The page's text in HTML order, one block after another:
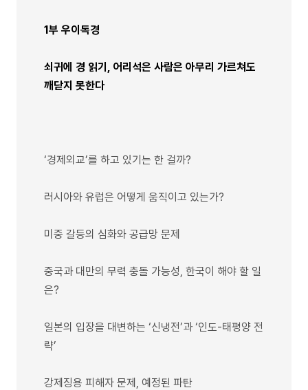
1부 우이독경
쇠귀에 경 읽기, 어리석은 사람은 아무리 가르쳐도
깨닫지 못한다
‘경제외교’를 하고 있기는 한 걸까?
러시아와 유럽은 어떻게 움직이고 있는가?
미중 갈등의 심화와 공급망 문제
중국과 대만의 무력 충돌 가능성, 한국이 해야 할 일
은?
일본의 입장을 대변하는 ‘신냉전’과 ‘인도-태평양 전
략’
강제징용 피해자 문제, 예정된 파탄